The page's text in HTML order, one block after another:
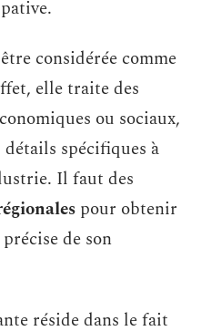
considérée comme
elle traite des
ou sociaux,
détails spécifiques à
Il faut des
pour obtenir
de son
réside dans le fait